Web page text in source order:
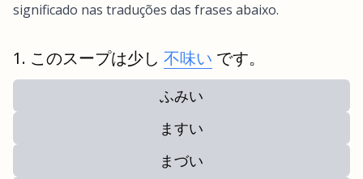
significado nas traduções das frases abaixo.
このスープは少し 不味い です。
ふみい
ますい
まづい